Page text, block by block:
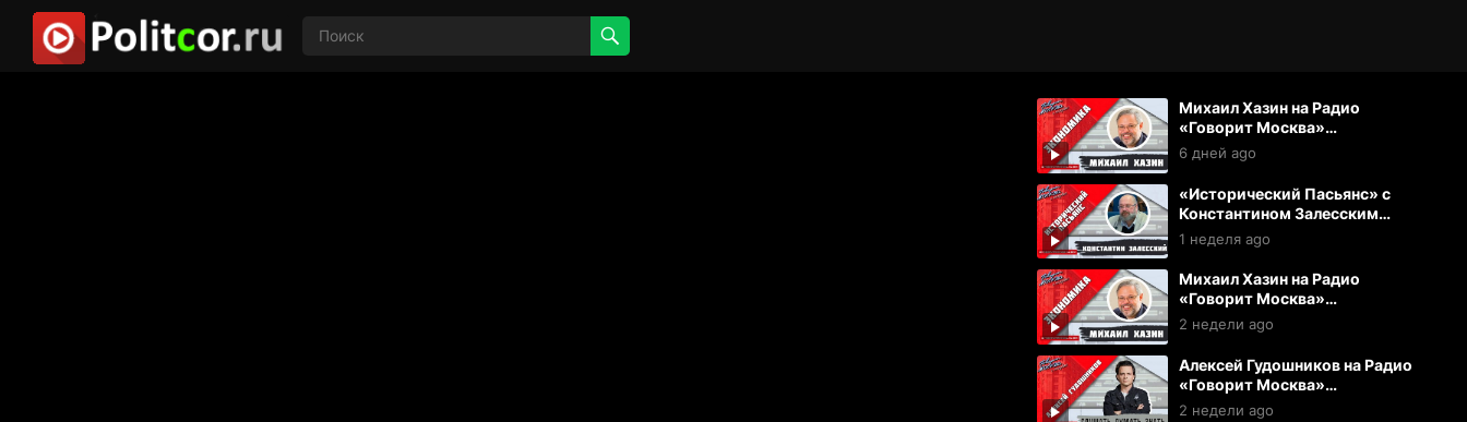
Михаил Хазин на Радио
«Говорит Москва»
(03.08.2026)
6 дней ago
«Исторический Пасьянс» с
Константином Залесским
(02.08.2026)
1 неделя ago
Михаил Хазин на Радио
«Говорит Москва»
(27.07.2026)
2 недели ago
Алексей Гудошников на Радио
«Говорит Москва»
(27.07.2026)
2 недели ago